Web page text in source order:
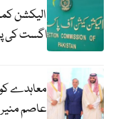
اگست کی
معاہدے
عاصم منیر